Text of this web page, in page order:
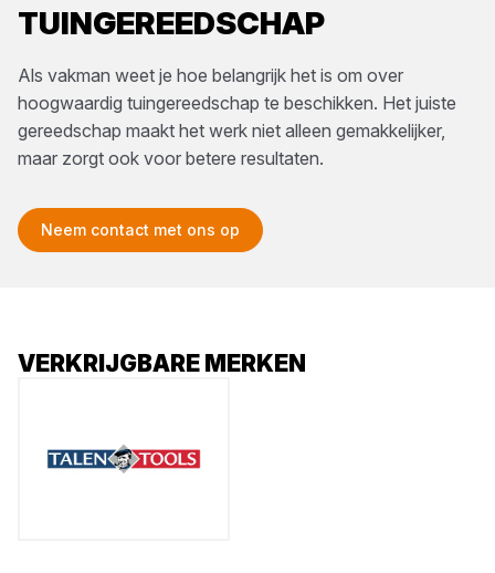
TUINGEREEDSCHAP
Als vakman weet je hoe belangrijk het is om over
hoogwaardig tuingereedschap te beschikken. Het juiste
gereedschap maakt het werk niet alleen gemakkelijker,
maar zorgt ook voor betere resultaten.
Neem contact met ons op
VERKRIJGBARE MERKEN